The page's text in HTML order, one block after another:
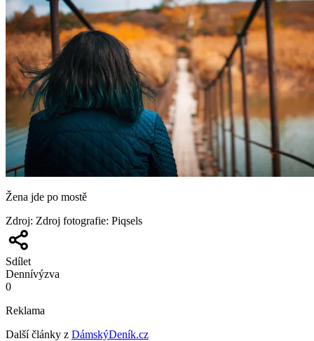
Žena jde po mostě
Zdroj: Zdroj fotografie: Piqsels
Sdílet
Dennívýzva
0
Reklama
Další články z DámskýDeník.cz